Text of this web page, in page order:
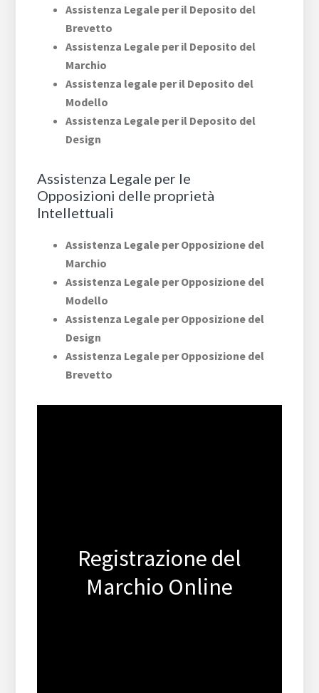
Assistenza Legale per il Deposito del
Brevetto
Assistenza Legale per il Deposito del
Marchio
Assistenza legale per il Deposito del
Modello
Assistenza Legale per il Deposito del
Design
Assistenza Legale per le
Opposizioni delle proprietà
Intellettuali
Assistenza Legale per Opposizione del
Marchio
Assistenza Legale per Opposizione del
Modello
Assistenza Legale per Opposizione del
Design
Assistenza Legale per Opposizione del
Brevetto
Registrazione del
Marchio Online